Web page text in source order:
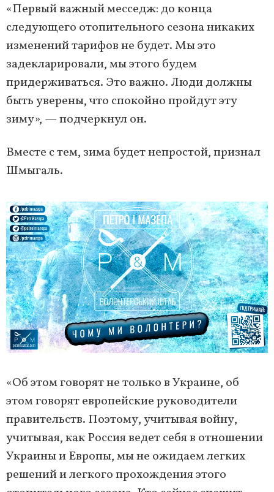
«Первый важный месседж: до конца
следующего отопительного сезона никаких
изменений тарифов не будет. Мы это
задекларировали, мы этого будем
придерживаться. Это важно. Люди должны
быть уверены, что спокойно пройдут эту
зиму», — подчеркнул он.
Вместе с тем, зима будет непростой, признал
Шмыгаль.
«Об этом говорят не только в Украине, об
этом говорят европейские руководители
правительств. Поэтому, учитывая войну,
учитывая, как Россия ведет себя в отношении
Украины и Европы, мы не ожидаем легких
решений и легкого прохождения этого